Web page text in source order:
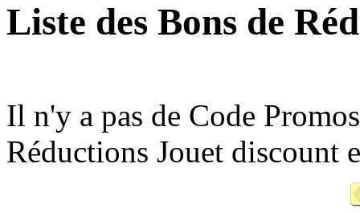
Liste des Bons de
Il n'y a pas de Code
Réductions Jouet discount